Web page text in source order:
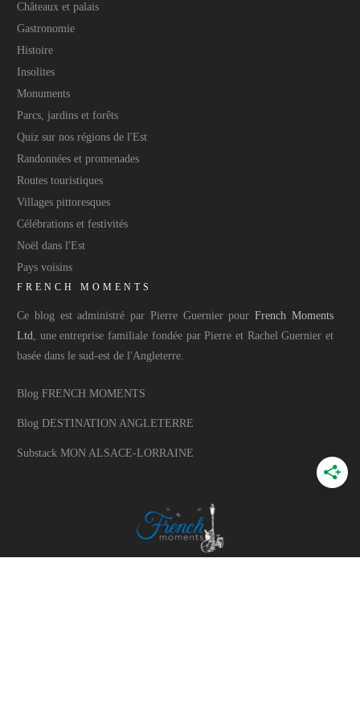
Châteaux et palais
Gastronomie
Histoire
Insolites
Monuments
Parcs, jardins et forêts
Quiz sur nos régions de l'Est
Randonnées et promenades
Routes touristiques
Villages pittoresques
Célébrations et festivités
Noël dans l'Est
Pays voisins
FRENCH MOMENTS
Ce blog est administré par Pierre Guernier pourFrench Moments
Ltd, une entreprise familiale fondée par Pierre et Rachel Guernier et
basée dans le sud-est de l'Angleterre.
Blog FRENCH MOMENTS
Blog DESTINATION ANGLETERRE
Substack MON ALSACE-LORRAINE